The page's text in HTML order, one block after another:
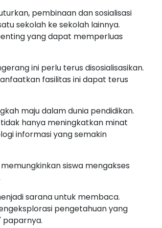
pembinaan dan sosialisasi
sekolah ke sekolah lainnya.
yang dapat memperluas
ini perlu terus disosialisasikan.
fasilitas ini dapat terus
maju dalam dunia pendidikan.
hanya meningkatkan minat
informasi yang semakin
siswa mengakses
sarana untuk membaca.
pengetahuan yang
paparnya.